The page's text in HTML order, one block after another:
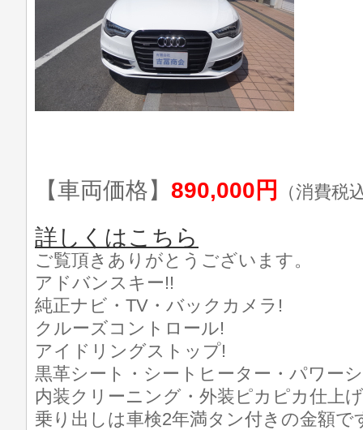
【車両価格】 890,000円 （消費税
詳しくはこちら
ご覧頂きありがとうございます。
アドバンスキー!!
純正ナビ・TV・バックカメラ!
クルーズコントロール!
アイドリングストップ!
黒革シート・シートヒーター・パワー
内装クリーニング・外装ピカピカ仕上
乗り出しは車検2年満タン付きの金額